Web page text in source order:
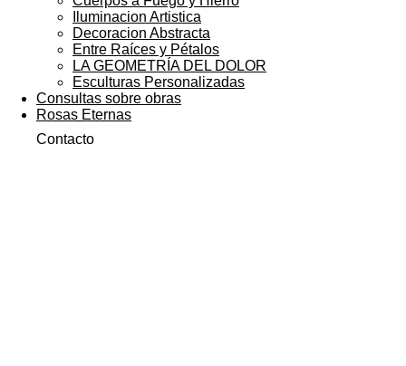
Iluminacion Artistica
Decoracion Abstracta
Entre Raíces y Pétalos
LA GEOMETRÍA DEL DOLOR
Esculturas Personalizadas
Consultas sobre obras
Rosas Eternas
Contacto